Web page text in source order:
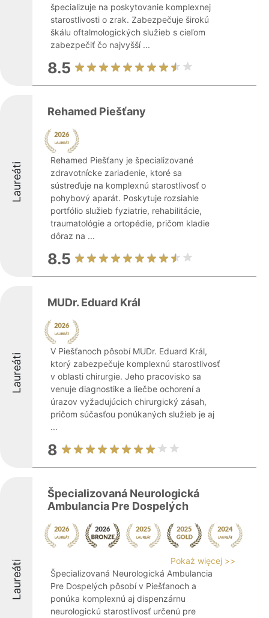
špecializuje na poskytovanie komplexnej
starostlivosti o zrak. Zabezpečuje širokú
škálu oftalmologických služieb s cieľom
zabezpečiť čo najvyšší ...
8.5
Laureáti
Rehamed Piešťany
Rehamed Piešťany je špecializované
zdravotnícke zariadenie, ktoré sa
sústreďuje na komplexnú starostlivosť o
pohybový aparát. Poskytuje rozsiahle
portfólio služieb fyziatrie, rehabilitácie,
traumatológie a ortopédie, pričom kladie
dôraz na ...
8.5
Laureáti
MUDr. Eduard Král
V Piešťanoch pôsobí MUDr. Eduard Král,
ktorý zabezpečuje komplexnú starostlivosť
v oblasti chirurgie. Jeho pracovisko sa
venuje diagnostike a liečbe ochorení a
úrazov vyžadujúcich chirurgický zásah,
pričom súčasťou ponúkaných služieb je aj
...
8
Laureáti
Špecializovaná Neurologická
Ambulancia Pre Dospelých
Pokaż więcej >>
Špecializovaná Neurologická Ambulancia
Pre Dospelých pôsobí v Piešťanoch a
ponúka komplexnú aj dispenzárnu
neurologickú starostlivosť určenú pre